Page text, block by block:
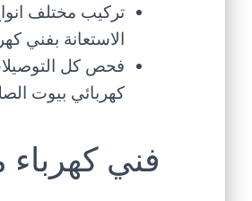
تركيب مختلف
الاستعانة بفني
فحص كل
كهربائي بيوت
فني كهرباء